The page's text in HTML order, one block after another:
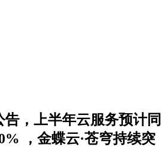
，上半年云服务预计同
，金蝶云·苍穹持续突